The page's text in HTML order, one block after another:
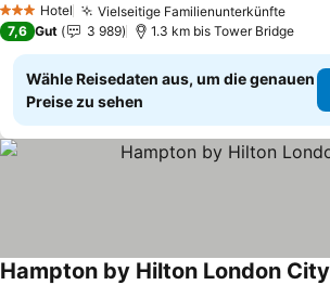
3 SterneHotel Vielseitige Familienunterkünfte
7,6 Gut 3 989 1.3 km bis Tower Bridge
Wähle Reisedaten aus, um die genauen
Preise zu sehen
Hampton by Hilton London City